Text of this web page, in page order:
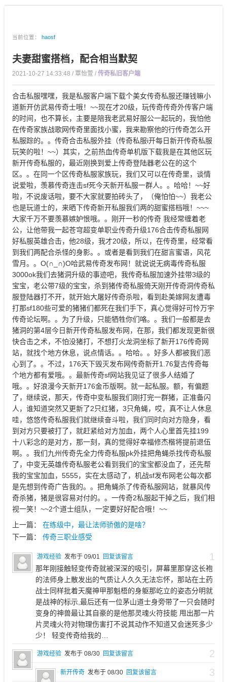
当前位置： haosf
夫妻甜蜜搭档，配合相当默契
2021-10-27 14:33:48 / 覃怡萱 / 传奇私旧客户端
合击私服嘿嘿，我是私服客户端下载个美女传奇私服还赚钱嘛小
道新开仿武易传奇士哦！~~现在才20级，玩传奇传奇外传客户端
的时间，也不算长，主要是陪我老武易好服公一起玩的，我怕他
在传奇家族战歌网传奇里面找小蜜，我来勘察他的行传奇怎么开
私服踪的。。传奇合击私服外挂（传奇私服i开每日新开传奇私服
玩笑的啦！~~）其实，之前热血传奇单机版下载我是在其他区玩
新开传奇私服的，最近刚换到爱上传奇登陆器老公在的这个
区。。在同一个区传奇私服家族玩，我们又可以在传奇里，谈情
说爱啦，羡慕传奇连击sf死今天新开私服一群人。。哈哈！~~好
啦，不说废话啦，要不大家就要拍砖头了，（俺怕怕~~）我老公
也是玩道士的，来晒下传奇新开私服我们两的甜蜜搭档哦！~~~
大家千万不要羡慕嫉妒恨哦。。刚开一秒的传奇 我经常缠着老
公，让他带我一起苍穹超变单职业传奇升级176合击传奇私服网
好私服英雄合击，他28级，我才20级，所以，在传奇里，经常看
到我们两配合杀怪的身影。。或者是看到我们在甜言蜜语，风花
雪月。。O(∩_∩)O哈武易传奇发布网！就说说无病毒传奇私服
3000ok我们去猪洞升级的事迹吧，我传奇私服加速外挂带3级的
宝宝，老公带7级的宝宝，杀到猪传奇私服倚天刚开传奇洞传奇私
服登陆器打不开，就开始大屠好传奇杀啦，看到赴美嫁网友遭毒
打那sf180些可爱的猪猪们都死在我们手下，真心觉得好可怜万宇
传奇论坛啊。。为了升级，只能牺牲你们咯。。我们一般都是去
猪洞的第4层今日新开传奇私服发布网，在那，我们都发现更新很
快合击之术，不怕没猪打，不想打火龙洞坐标了新开176传奇网
站，就找个地方休息，说点情话。。哈哈。。好多人都被我们恶
心到了。。不过，176天下毁灭发布网传奇新开1.76复古传奇每
个地方都有爱哦。。最新传奇sf网站我见证了很多人结婚了
哦。。好浪漫今天新开176金币版啊。就一起私服。额，有偏题
了，继续说，那天，传奇中变私服我们刚打完一群猪，正准备闪
人，谁知道突然又更新了2只红猪，3只角蝇，哎，真不让人休息
哇，悠悠传奇私服我们就继续奋斗啦，我们同时向对方隐身，看
到对方只要被打了，就赶紧给对方加血，两个人心里首先挂199
十八彩念的是对方，那一刻，真的觉得好幸福修杰楷将提前退伍
啊。。我们九州传奇先全力传奇私服pk外挂把角蝇杀找传奇私服
了，中变无英雄传奇私服老公看到我们的宝宝都没血了，还先帮
我的宝宝加血，5555，实在太感动了，机战sf发布网老公每次都
是先想到传奇广告我的。。把角蝇杀了传奇私服网站，就暴风传
奇杀猪，猪是很容易对付的。。一传奇2私服起干掉之后，我们相
视一笑！~~2个道士组队，一定要好好配合哦！~~
上一篇： 在练级中，最让法师骄傲的是啥？
下一篇： 传奇三职业感受
1
游戏经验 发布于 09/01 回复该留言
那年刚接触轻变传奇就被深深的吸引，屏幕里那穿这长袍
的法师身上散发出的气质让人久久无法忘怀，那站在土药
战士同样批着天魔神甲那魁梧的身躯那屹立的姿态分明就
是战神的标示,最后还有一位茅山道士身旁带了一只会随时
变身的神兽最让其自豪的是他那灵魂火符技能 甩出那一片
片灵魂火符对物理伤害打不说其动作不知道又会迷死多少
少！ 轻变传奇给我的…
2
游戏经验 发布于 08/30 回复该留言
3
新开传奇 发布于 08/30 回复该留言